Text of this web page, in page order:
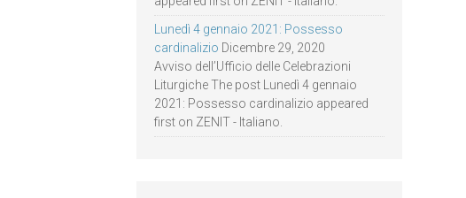
Lunedì 4 gennaio 2021: Possesso
cardinalizio Dicembre 29, 2020
Avviso dell’Ufficio delle Celebrazioni
Liturgiche The post Lunedì 4 gennaio
2021: Possesso cardinalizio appeared
first on ZENIT - Italiano.